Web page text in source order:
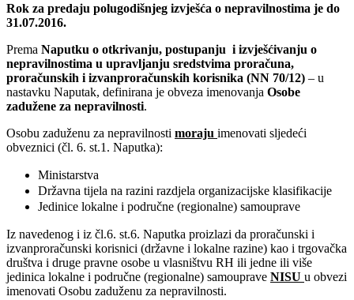
Rok za predaju polugodišnjeg izvješća o nepravilnostima je do
31.07.2016.
Prema Naputku o otkrivanju, postupanju i izvješćivanju o
nepravilnostima u upravljanju sredstvima proračuna,
proračunskih i izvanproračunskih korisnika (NN 70/12) – u
nastavku Naputak, definirana je obveza imenovanja Osobe
zadužene za nepravilnosti.
Osobu zaduženu za nepravilnosti moraju imenovati sljedeći
obveznici (čl. 6. st.1. Naputka):
Ministarstva
Državna tijela na razini razdjela organizacijske klasifikacije
Jedinice lokalne i područne (regionalne) samouprave
Iz navedenog i iz čl.6. st.6. Naputka proizlazi da proračunski i
izvanproračunski korisnici (državne i lokalne razine) kao i trgovačka
društva i druge pravne osobe u vlasništvu RH ili jedne ili više
jedinica lokalne i područne (regionalne) samouprave NISU u obvezi
imenovati Osobu zaduženu za nepravilnosti.